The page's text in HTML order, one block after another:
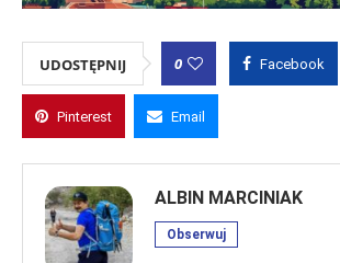
UDOSTĘPNIJ 0 Facebook
Pinterest Email
ALBIN MARCINIAK
Obserwuj